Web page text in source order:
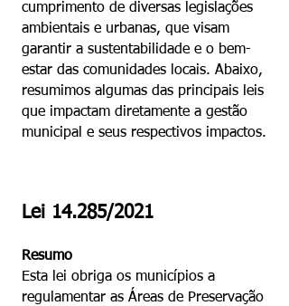
cumprimento de diversas legislações
ambientais e urbanas, que visam
garantir a sustentabilidade e o bem-
estar das comunidades locais. Abaixo,
resumimos algumas das principais leis
que impactam diretamente a gestão
municipal e seus respectivos impactos.
Lei 14.285/2021
Resumo
Esta lei obriga os municípios a
regulamentar as Áreas de Preservação